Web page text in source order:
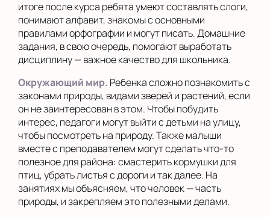
итоге после курса ребята умеют составлять слоги,
понимают алфавит, знакомы с основными
правилами орфографии и могут писать. Домашние
задания, в свою очередь, помогают выработать
дисциплину — важное качество для школьника.
Окружающий мир. Ребенка сложно познакомить с
законами природы, видами зверей и растений, если
он не заинтересован в этом. Чтобы побудить
интерес, педагоги могут выйти с детьми на улицу,
чтобы посмотреть на природу. Также малыши
вместе с преподавателем могут сделать что-то
полезное для района: смастерить кормушки для
птиц, убрать листья с дороги и так далее. На
занятиях мы объясняем, что человек — часть
природы, и закрепляем это полезными делами.